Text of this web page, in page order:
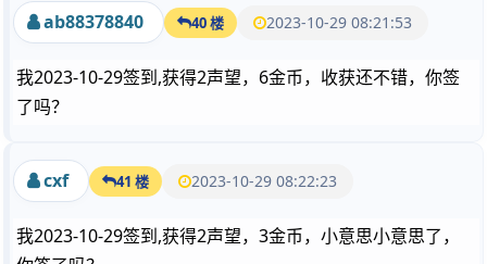
ab88378840 40 楼 2023-10-29 08:21:53
我2023-10-29签到,获得2声望，6金币，收获还不错，你签
了吗？
cxf 41 楼 2023-10-29 08:22:23
我2023-10-29签到,获得2声望，3金币，小意思小意思了，